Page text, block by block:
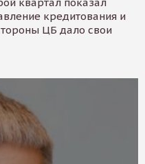
кредитования и
ЦБ дало свои